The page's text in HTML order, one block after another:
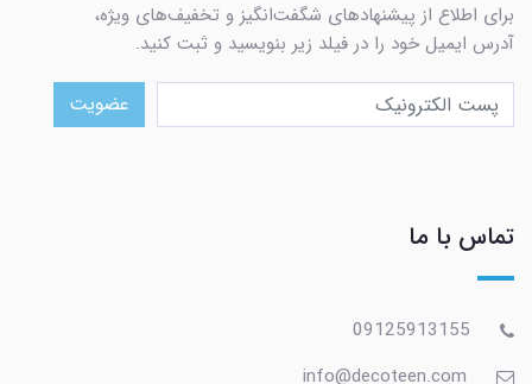
برای اطلاع از پیشنهادهای شگفت‌انگیز و تخفیف‌های ویژه،
آدرس ایمیل خود را در فیلد زیر بنویسید و ثبت کنید.
عضویت
تماس با ما